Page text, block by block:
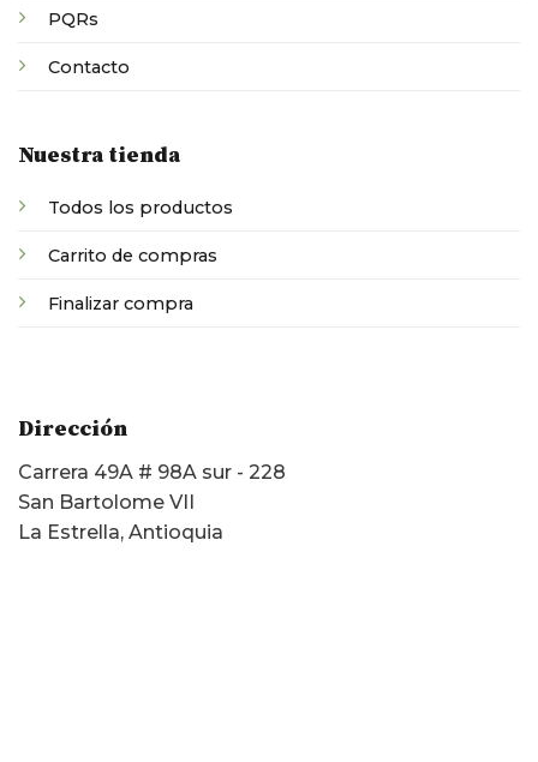
PQRs
Contacto
Nuestra tienda
Todos los productos
Carrito de compras
Finalizar compra
Dirección
Carrera 49A # 98A sur - 228
San Bartolome VII
La Estrella, Antioquia